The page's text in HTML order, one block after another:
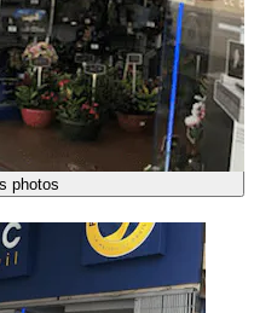
photos